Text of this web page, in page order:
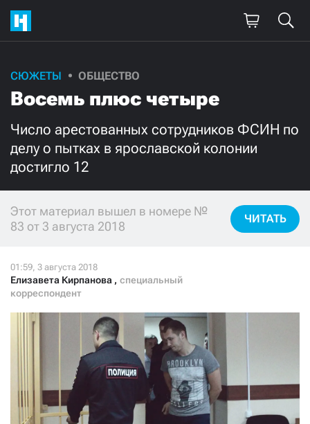
СЮЖЕТЫ ОБЩЕСТВО
Восемь плюс четыре
Число арестованных сотрудников ФСИН по
делу о пытках в ярославской колонии
достигло 12
Этот материал вышел в номере №
83 от 3 августа 2018
ЧИТАТЬ
Елизавета Кирпанова , специальный
корреспондент
Поддержите
нашу работу!
Ежемесячно Разово
3000
500
Нажимая кнопку «Стать соучастником»,
я принимаю условия
СТАТЬ СОУЧАСТНИКОМ
ПОДЕЛИТЬСЯ С ДРУЗЬЯМИ
Если у вас есть вопросы, пишите donate@novayagazeta.ru
+7 (929) 612-03-68